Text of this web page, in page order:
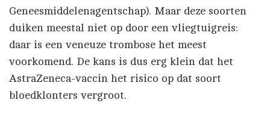
Geneesmiddelenagentschap). Maar deze soorten
duiken meestal niet op door een vliegtuigreis:
daar is een veneuze trombose het meest
voorkomend. De kans is dus erg klein dat het
AstraZeneca-vaccin het risico op dat soort
bloedklonters vergroot.